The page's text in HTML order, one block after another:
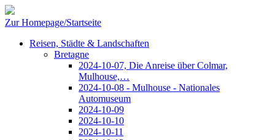
Zur Homepage/Startseite
Reisen, Städte & Landschaften
Bretagne
2024-10-07, Die Anreise über Colmar,
Mulhouse,…
2024-10-08 - Mulhouse - Nationales
Automuseum
2024-10-09
2024-10-10
2024-10-11